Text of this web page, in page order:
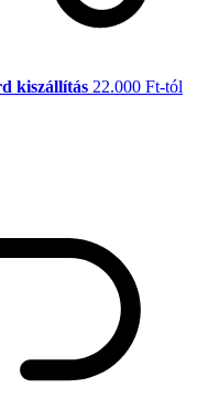
kiszállítás 22.000 Ft-tól